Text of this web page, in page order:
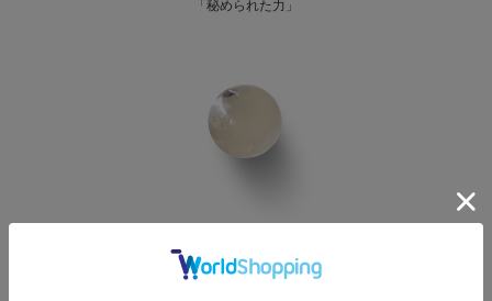
「秘められた力」
「癒しを与える」